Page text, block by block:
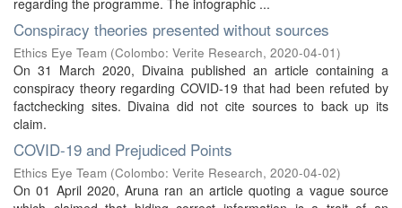
regarding the programme. The infographic ...
Conspiracy theories presented without sources
Ethics Eye Team (Colombo: Verite Research, 2020-04-01)
On 31 March 2020, Divaina published an article containing a
conspiracy theory regarding COVID-19 that had been refuted by
factchecking sites. Divaina did not cite sources to back up its
claim.
COVID-19 and Prejudiced Points
Ethics Eye Team (Colombo: Verite Research, 2020-04-02)
On 01 April 2020, Aruna ran an article quoting a vague source